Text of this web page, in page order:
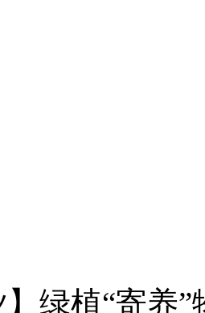
】绿植“寄养